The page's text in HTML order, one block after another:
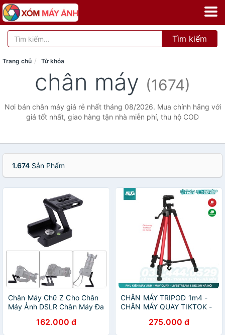
Tìm kiếm
Trang chủ Từ khóa
chân máy (1674)
Nơi bán chân máy giá rẻ nhất tháng 08/2026. Mua chính hãng với
giá tốt nhất, giao hàng tận nhà miễn phí, thu hộ COD
1.674 Sản Phẩm
Chân Máy Chữ Z Cho Chân
Máy Ảnh DSLR Chân Máy Đa
162.000 đ
CHÂN MÁY TRIPOD 1m4 -
CHÂN MÁY QUAY TIKTOK -
AUG CAMERA HÀ NỘI
275.000 đ